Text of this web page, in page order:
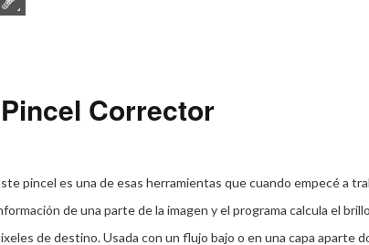
Corrector
pincel es una de esas herramientas que cuando empecé a
de una parte de la imagen y el programa calcula el
de destino. Usada con un flujo bajo o en una capa aparte